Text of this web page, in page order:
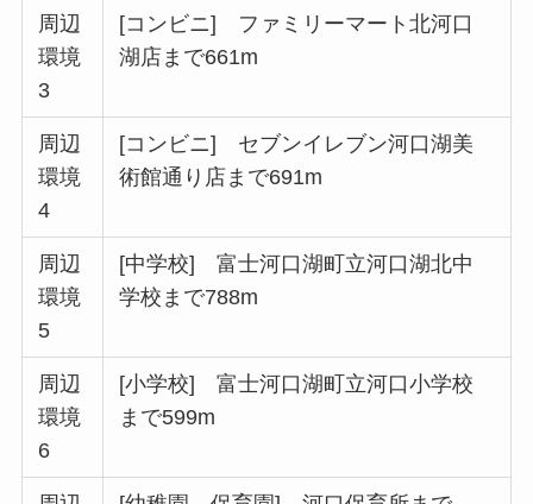
周辺
環境
3
[コンビニ] ファミリーマート北河口
湖店まで661m
周辺
環境
4
[コンビニ] セブンイレブン河口湖美
術館通り店まで691m
周辺
環境
5
[中学校] 富士河口湖町立河口湖北中
学校まで788m
周辺
環境
6
[小学校] 富士河口湖町立河口小学校
まで599m